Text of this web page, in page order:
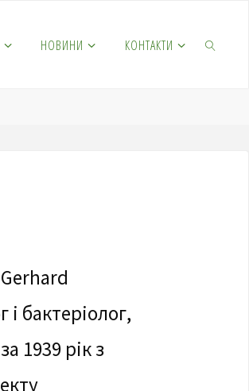
НОВИНИ КОНТАКТИ
бактеріолог,
1939 рік з